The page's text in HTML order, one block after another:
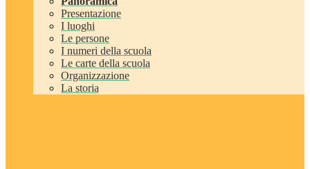
Presentazione
I luoghi
Le persone
I numeri della scuola
Le carte della scuola
Organizzazione
La storia